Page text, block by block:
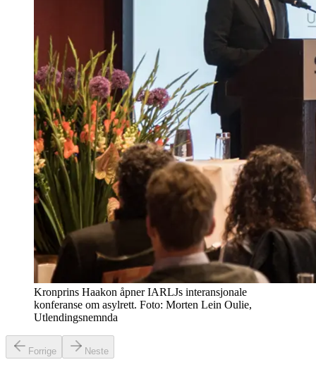
Kronprins Haakon åpner IARLJs interansjonale
konferanse om asylrett. Foto: Morten Lein Oulie,
Utlendingsnemnda
Forrige Neste